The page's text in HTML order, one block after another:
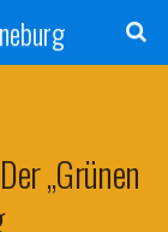
„Grünen